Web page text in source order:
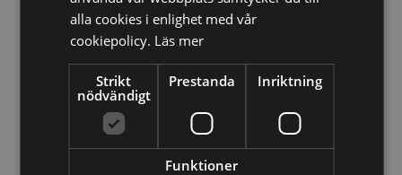
- vad händer när ett företag försätts i konkurs?
1790
Längd: 29 minuter
alla cookies i enlighet med vår
cookiepolicy. Läs mer
Strikt
nödvändigt
Prestanda Inriktning
Funktioner